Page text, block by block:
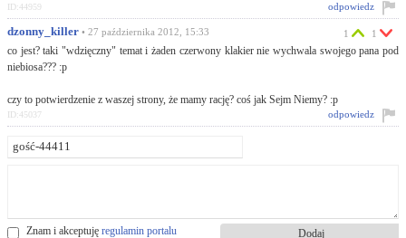
odpowiedz
ID:44959
dzonny_killer • 27 października 2012, 15:33
co jest? taki "wdzięczny" temat i żaden czerwony klakier nie wychwala swojego pana pod
niebiosa??? :p
czy to potwierdzenie z waszej strony, że mamy rację? coś jak Sejm Niemy? :p
1 1
odpowiedz
ID:45037
Znam i akceptuję regulamin portalu